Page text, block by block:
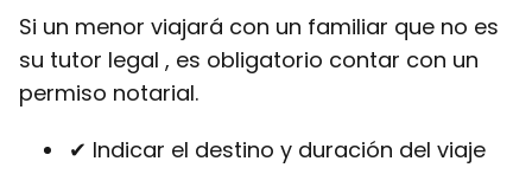
Si un menor viajará con un familiar que no es
su tutor legal , es obligatorio contar con un
permiso notarial.
✔ Indicar el destino y duración del viaje